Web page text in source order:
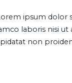
ipsum dolor
laboris nisi
non